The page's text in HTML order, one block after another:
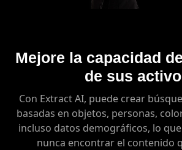
Mejore la capacidad
de sus
Con Extract AI, puede crear
basadas en objetos, personas,
incluso datos demográficos, lo
nunca encontrar el contenido